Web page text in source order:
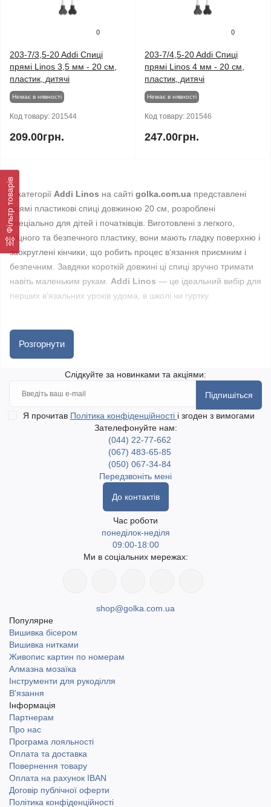
Фільтр товарів
0
203-7/3,5-20 Addi Спиці
прямі Linos 3,5 мм - 20 см,
пластик, дитячі
Немає в нявності
Код товару: 201544
209.00грн.
0
203-7/4,5-20 Addi Спиці
прямі Linos 4 мм - 20 см,
пластик, дитячі
Немає в нявності
Код товару: 201546
247.00грн.
У категорії Addi Linos на сайті golka.com.ua представлені
прямі пластикові спиці довжиною 20 см, розроблені
спеціально для дітей і початківців. Виготовлені з легкого,
міцного та безпечного пластику, вони мають гладку поверхню і
заокруглені кінчики, що робить процес в’язання приємним і
безпечним. Завдяки короткій довжині ці спиці зручно тримати
навіть маленьким рукам. Addi Linos — це ідеальний вибір для
перших в’язальних уроків удома, в школі чи гуртку.
Чому вигідно купувати в golka.com.ua:
• Оригінальні дитячі спиці Addi з Німеччини
• Безпечний пластик і комфортна довжина
• Доставка по всій Україні, включаючи найвіддаленіші населені
• ВідправленняНовою поштоютаУкрпоштою
Розгорнути
Слідкуйте за новинками та акціями:
Підпишіться
Я прочитав Політика конфіденційності і згоден з вимогами
Зателефонуйте нам:
(044) 22-77-662
(067) 483-65-85
(050) 067-34-84
Передзвоніть мені
До контактів
Час роботи
понеділок-неділя
09:00-18:00
Ми в соціальних мережах:
shop@golka.com.ua
Популярне
Вишивка бісером
Вишивка нитками
Живопис картин по номерам
Алмазна мозаїка
Інструменти для рукоділля
В'язання
Інформація
Партнерам
Про нас
Програма лояльності
Оплата та доставка
Повернення товару
Оплата на рахунок IBAN
Договір публічної оферти
Політика конфіденційності